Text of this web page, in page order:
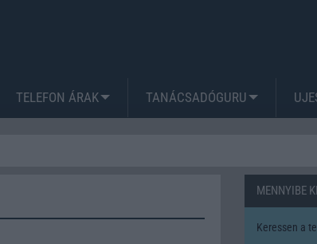
TELEFON ÁRAK TANÁCSADÓGURU
MENNYIBE
Keressen a